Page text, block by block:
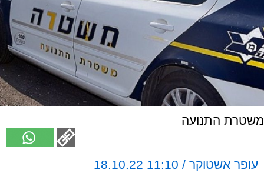
משטרת התנועה
עופר אשטוקר / 11:10 18.10.22